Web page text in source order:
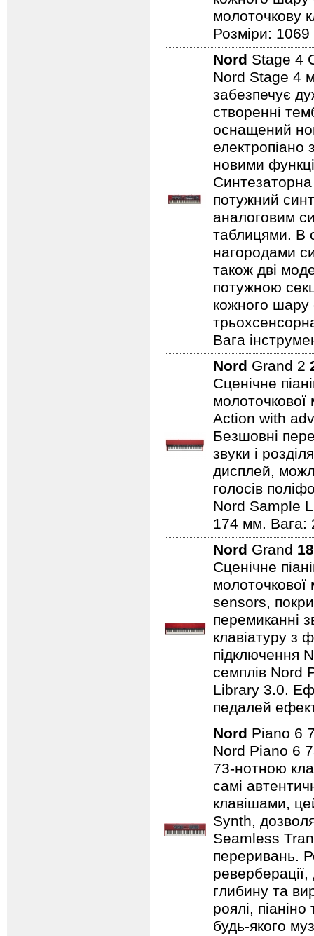
молоточкову
Розміри:
Nord Stage 4
Nord Stage 4
забезпечує
створенні
оснащений
електропіано
новими
потужний
аналоговим
таблицями. В
нагородами
також дві
потужною
кожного
Вага
Nord Grand 2
Сценічне
Action with
Безшовні
звуки і
дисплей,
голосів
Nord Sample
174 мм. Вага:
Nord Grand
Сценічне
sensors,
перемиканні
клавіатуру з
підключення
семплів Nord
Library 3.0.
педалей
Nord Piano 6
Nord Piano 6
73-нотною
самі
клавішами,
Synth,
Seamless
переривань.
глибину та
роялі,
будь-якого